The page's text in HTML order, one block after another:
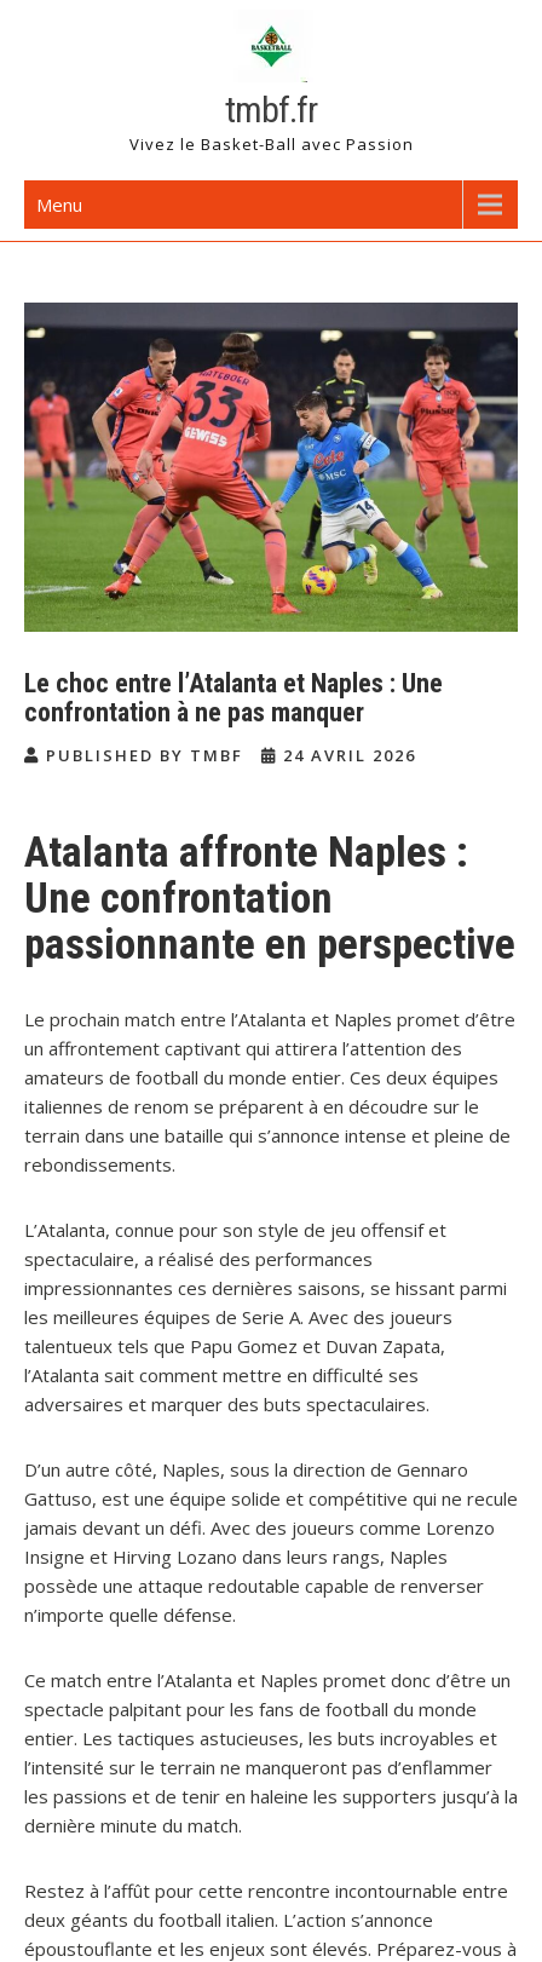
tmbf.fr
Vivez le Basket-Ball avec Passion
Menu
Le choc entre l’Atalanta et Naples : Une
confrontation à ne pas manquer
PUBLISHED BY TMBF 24 AVRIL 2026
Atalanta affronte Naples :
Une confrontation
passionnante en perspective
Le prochain match entre l’Atalanta et Naples promet d’être
un affrontement captivant qui attirera l’attention des
amateurs de football du monde entier. Ces deux équipes
italiennes de renom se préparent à en découdre sur le
terrain dans une bataille qui s’annonce intense et pleine de
rebondissements.
L’Atalanta, connue pour son style de jeu offensif et
spectaculaire, a réalisé des performances
impressionnantes ces dernières saisons, se hissant parmi
les meilleures équipes de Serie A. Avec des joueurs
talentueux tels que Papu Gomez et Duvan Zapata,
l’Atalanta sait comment mettre en difficulté ses
adversaires et marquer des buts spectaculaires.
D’un autre côté, Naples, sous la direction de Gennaro
Gattuso, est une équipe solide et compétitive qui ne recule
jamais devant un défi. Avec des joueurs comme Lorenzo
Insigne et Hirving Lozano dans leurs rangs, Naples
possède une attaque redoutable capable de renverser
n’importe quelle défense.
Ce match entre l’Atalanta et Naples promet donc d’être un
spectacle palpitant pour les fans de football du monde
entier. Les tactiques astucieuses, les buts incroyables et
l’intensité sur le terrain ne manqueront pas d’enflammer
les passions et de tenir en haleine les supporters jusqu’à la
dernière minute du match.
Restez à l’affût pour cette rencontre incontournable entre
deux géants du football italien. L’action s’annonce
époustouflante et les enjeux sont élevés. Préparez-vous à